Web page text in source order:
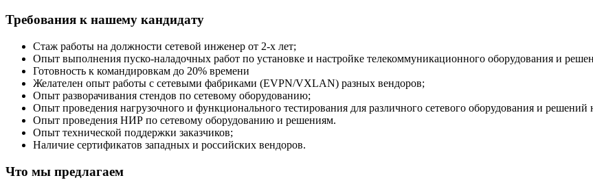
Требования к нашему кандидату
Стаж работы на должности сетевой инженер от 2-х лет;
Опыт выполнения пуско-наладочных работ по установке и настройке телекоммуникационного оборудования и
Готовность к командировкам до 20% времени
Желателен опыт работы с сетевыми фабриками (EVPN/VXLAN) разных вендоров;
Опыт разворачивания стендов по сетевому оборудованию;
Опыт проведения нагрузочного и функционального тестирования для различного сетевого оборудования и решений
Опыт проведения НИР по сетевому оборудованию и решениям.
Опыт технической поддержки заказчиков;
Наличие сертификатов западных и российских вендоров.
Что мы предлагаем